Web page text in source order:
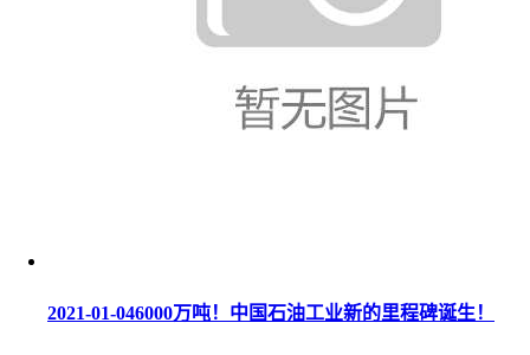
2021-01-046000万吨！中国石油工业新的里程碑诞生！